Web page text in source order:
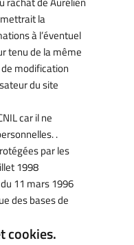
la
à l’éventuel
tenu de la même
modification
du site
car il ne
.
par les
1998
11 mars 1996
des bases de
cookies.